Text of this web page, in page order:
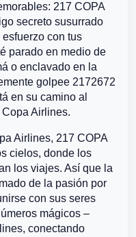
217 COPA
secreto susurrado
con tus
parado en medio de
o enclavado en la
golpee 2172672
en su camino al
Airlines.
Airlines, 217 COPA
cielos, donde los
los viajes. Así que la
de la pasión por
con sus seres
mágicos –
conectando